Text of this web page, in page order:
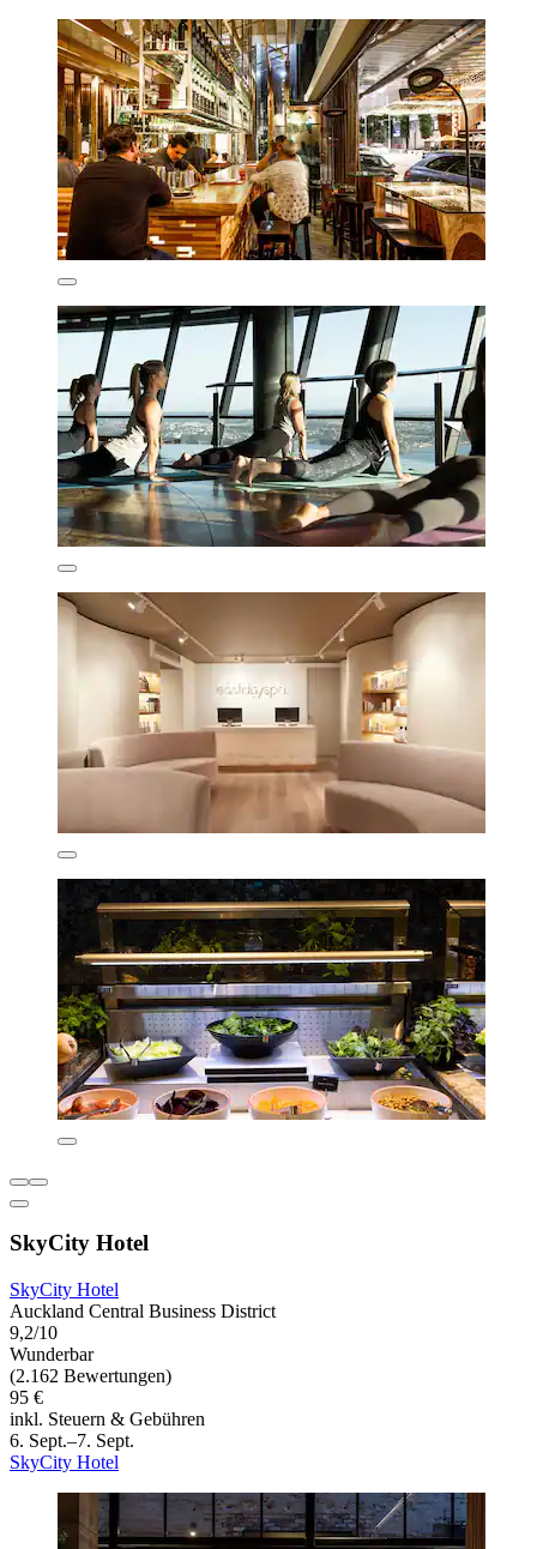
SkyCity Hotel
SkyCity Hotel
Auckland Central Business District
9,2/10
Wunderbar
(2.162 Bewertungen)
95 €
inkl. Steuern & Gebühren
6. Sept.–7. Sept.
SkyCity Hotel